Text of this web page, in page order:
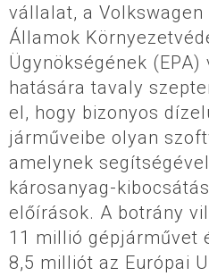
vállalat, a Volkswagen
Államok
Ügynökségének (EPA)
hatására tavaly
el, hogy bizonyos
járműveibe olyan
amelynek
károsanyag-
előírások. A botrány
11 millió gépjárművet
8,5 milliót az Európai